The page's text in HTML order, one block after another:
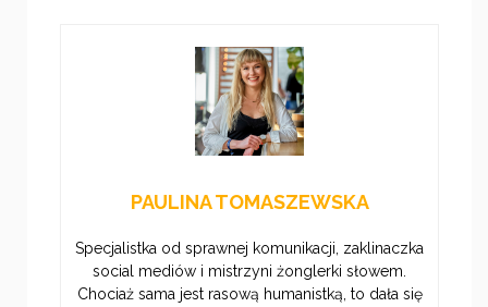
PAULINA TOMASZEWSKA
Specjalistka od sprawnej komunikacji, zaklinaczka
social mediów i mistrzyni żonglerki słowem.
Chociaż sama jest rasową humanistką, to dała się